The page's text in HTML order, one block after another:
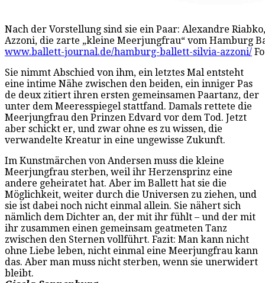
Nach der Vorstellung sind sie ein Paar: Alexandre
Azzoni, die zarte „kleine Meerjungfrau“ vom Hamburg
www.ballett-journal.de/hamburg-ballett-silvia-azzoni/
Sie nimmt Abschied von ihm, ein letztes Mal entsteht
eine intime Nähe zwischen den beiden, ein inniger Pas
de deux zitiert ihren ersten gemeinsamen Paartanz, der
unter dem Meeresspiegel stattfand. Damals rettete die
Meerjungfrau den Prinzen Edvard vor dem Tod. Jetzt
aber schickt er, und zwar ohne es zu wissen, die
verwandelte Kreatur in eine ungewisse Zukunft.
Im Kunstmärchen von Andersen muss die kleine
Meerjungfrau sterben, weil ihr Herzensprinz eine
andere geheiratet hat. Aber im Ballett hat sie die
Möglichkeit, weiter durch die Universen zu ziehen, und
sie ist dabei noch nicht einmal allein. Sie nähert sich
nämlich dem Dichter an, der mit ihr fühlt – und der mit
ihr zusammen einen gemeinsam geatmeten Tanz
zwischen den Sternen vollführt. Fazit: Man kann nicht
ohne Liebe leben, nicht einmal eine Meerjungfrau kann
das. Aber man muss nicht sterben, wenn sie unerwidert
bleibt.